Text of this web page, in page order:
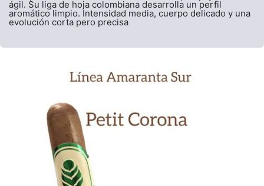
ágil. Su liga de hoja colombiana desarrolla un perfil
aromático limpio. Intensidad media, cuerpo delicado y una
evolución corta pero precisa